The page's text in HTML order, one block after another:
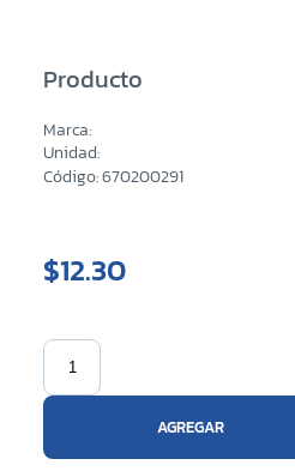
Producto
Marca:
Unidad:
Código: 670200291
$12.30
AGREGAR